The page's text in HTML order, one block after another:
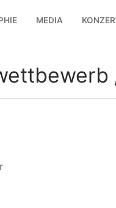
MEDIA